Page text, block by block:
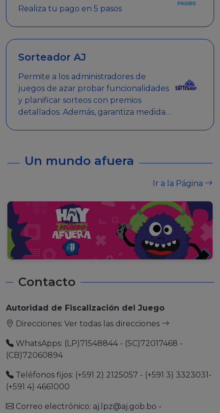
Realiza tu pago en 5 pasos
Sorteador AJ
Permite a los administradores de
juegos de azar probar funcionalidades
y planificar sorteos con premios
detallados. Además, garantiza medidas
Un mundo afuera
Ir a la Página
Contacto
Autoridad de Fiscalización del Juego
Direcciones: Ver todas las direcciones
WhatsApps: (LP)71548844 - (SC)72017468 -
(CB)72060894
Teléfonos fijos: (+591 2) 2125057 - (+591 3) 3323031-
(+591 4) 4661000
Correo electrónico: aj.lpz@aj.gob.bo -